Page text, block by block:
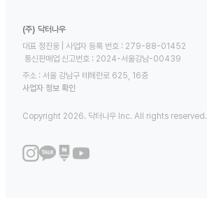
(주) 닥터나우
대표 정진웅 | 사업자 등록 번호 : 279-88-01452
통신판매업 신고번호 : 2024-서울강남-00439
주소 : 서울 강남구 테헤란로 625, 16층
사업자 정보 확인
Copyright 2026. 닥터나우 Inc. All rights reserved.